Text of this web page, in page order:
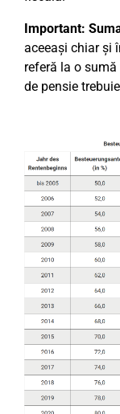
Important:
aceeași chiar și
referă la o
de pensie